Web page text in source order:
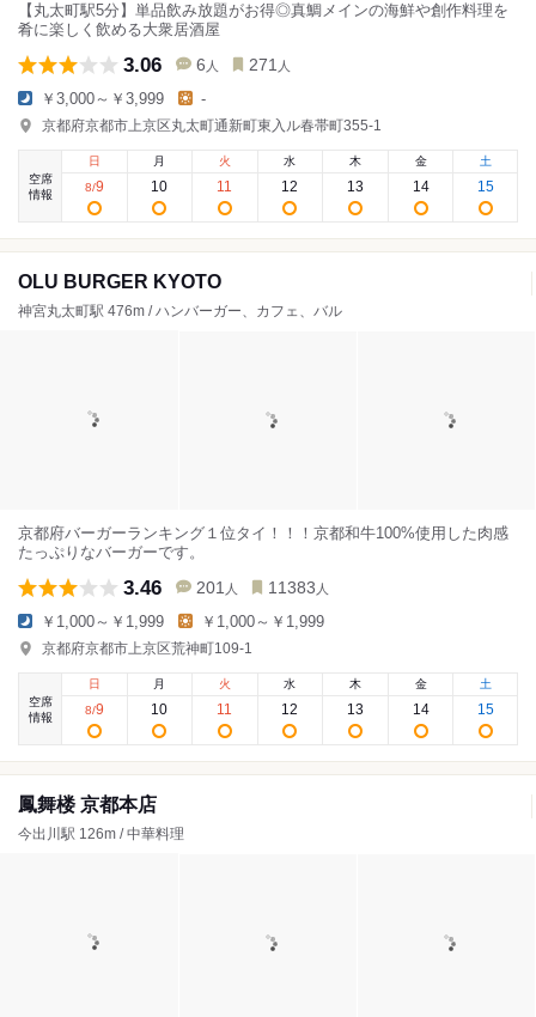
【丸太町駅5分】単品飲み放題がお得◎真鯛メインの海鮮や創作料理を
肴に楽しく飲める大衆居酒屋
3.06 6 人 271 人
￥3,000～￥3,999 -
京都府京都市上京区丸太町通新町東入ル春帯町355-1
空席
情報
日
8/9
月
10
火
11
水
12
木
13
金
14
土
15
OLU BURGER KYOTO
神宮丸太町駅 476m / ハンバーガー、カフェ、バル
京都府バーガーランキング１位タイ！！！京都和牛100%使用した肉感
たっぷりなバーガーです。
3.46 201 人 11383 人
￥1,000～￥1,999 ￥1,000～￥1,999
京都府京都市上京区荒神町109-1
空席
情報
日
8/9
月
10
火
11
水
12
木
13
金
14
土
15
鳳舞楼 京都本店
今出川駅 126m / 中華料理